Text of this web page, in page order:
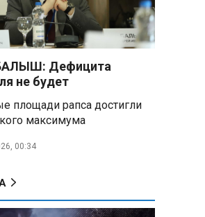
Дефицита
не будет
площади рапса достигли
максимума
00:34